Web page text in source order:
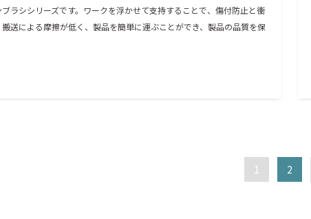
ラシシリーズです。ワークを浮かせて支持することで、傷付防止と衝
送による摩擦が低く、製品を簡単に運ぶことができ、製品の品質を保
1 2